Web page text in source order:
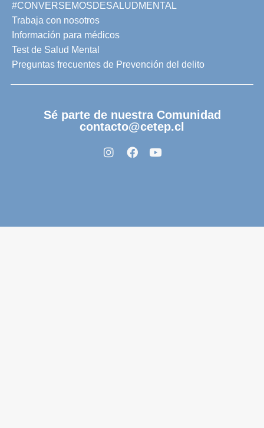
#CONVERSEMOSDESALUDMENTAL
Trabaja con nosotros
Información para médicos
Test de Salud Mental
Preguntas frecuentes de Prevención del delito
Sé parte de nuestra Comunidad
contacto@cetep.cl